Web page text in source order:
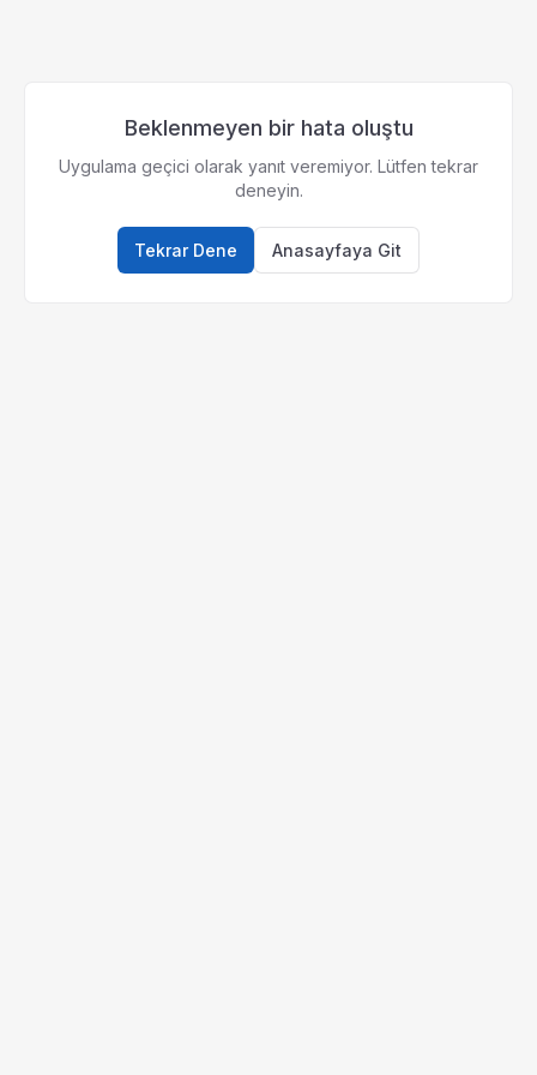
Beklenmeyen bir hata oluştu
Uygulama geçici olarak yanıt veremiyor. Lütfen tekrar
deneyin.
Tekrar Dene Anasayfaya Git